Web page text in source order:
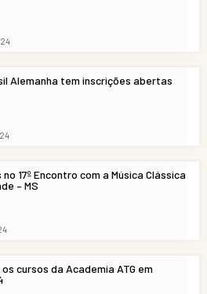
Alemanha tem inscrições abertas
17º Encontro com a Música Clássica
– MS
cursos da Academia ATG em